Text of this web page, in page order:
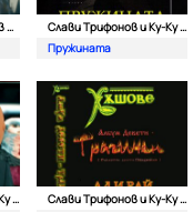
Тита| Слави Трифонов и Ку-Kу Бенд
Слави Трифонов и Ку-Kу Бенд
Пружината
Слави Трифонов и Ку-Kу Бенд
Слави Трифонов и Ку-Kу Бенд